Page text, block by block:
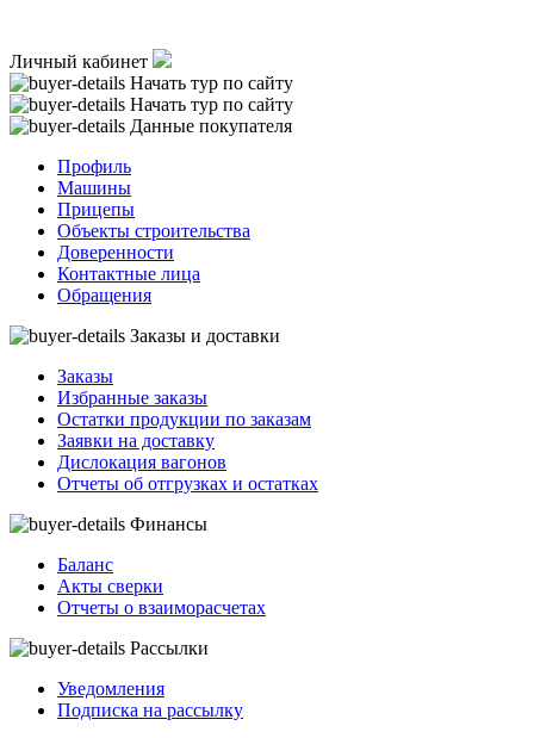
Личный кабинет
Начать тур по сайту
Начать тур по сайту
Данные покупателя
Профиль
Машины
Прицепы
Объекты строительства
Доверенности
Контактные лица
Обращения
Заказы и доставки
Заказы
Избранные заказы
Остатки продукции по заказам
Заявки на доставку
Дислокация вагонов
Отчеты об отгрузках и остатках
Финансы
Баланс
Акты сверки
Отчеты о взаиморасчетах
Рассылки
Уведомления
Подписка на рассылку